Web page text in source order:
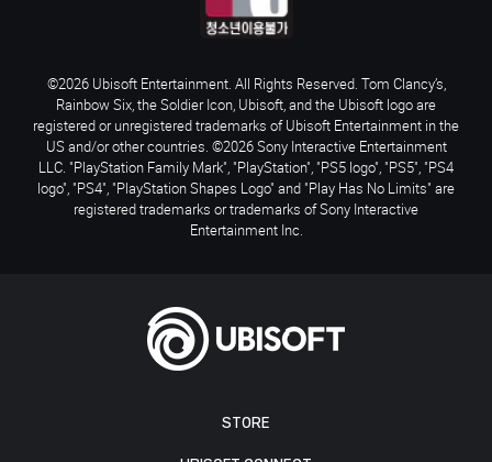
STORE
©2026 Ubisoft Entertainment. All Rights Reserved. Tom Clancy’s,
Rainbow Six, the Soldier Icon, Ubisoft, and the Ubisoft logo are
registered or unregistered trademarks of Ubisoft Entertainment in the
US and/or other countries. ©2026 Sony Interactive Entertainment
LLC. "PlayStation Family Mark", "PlayStation", "PS5 logo", "PS5", "PS4
logo", "PS4", "PlayStation Shapes Logo" and "Play Has No Limits" are
registered trademarks or trademarks of Sony Interactive
Entertainment Inc.